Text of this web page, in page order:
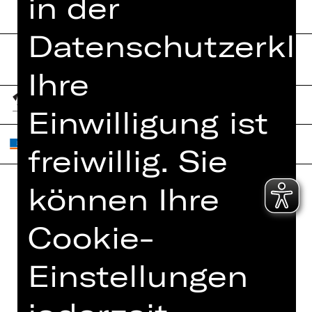
Home
Spielplan
Newsletter
Kartenkauf
Jobs
AGB
Ihre
Einwilligung ist
freiwillig. Sie
können Ihre
Cookie-
Einstellungen